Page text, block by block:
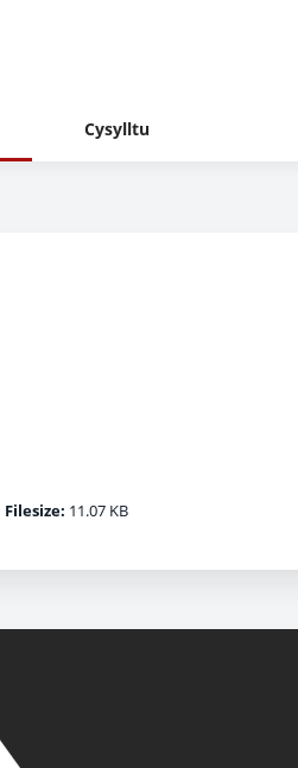
Cysylltu
Filesize: 11.07 KB